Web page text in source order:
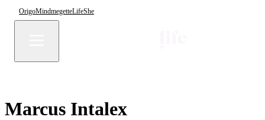
OrigoMindmegetteLifeShe
Marcus Intalex